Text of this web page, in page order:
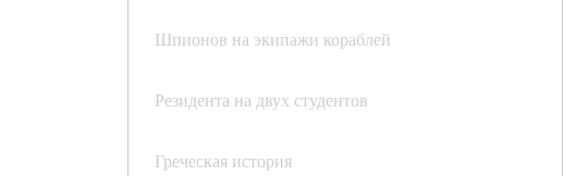
Шпионов на экипажи кораблей
Резидента на двух студентов
Греческая история